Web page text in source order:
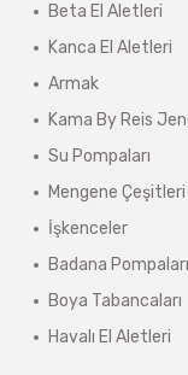
kargo ücreti karşı
sistem tarafından
Beta El Aletleri
Kanca El Aletleri
Armak
Kama By Reis
Su Pompaları
Mengene Çeşitleri
İşkenceler
Badana Pompaları
Boya Tabancaları
Havalı El Aletleri